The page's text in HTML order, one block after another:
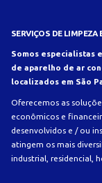
SERVIÇOS DE LIMPEZA
Somos especialistas
de aparelho de ar
localizados em São
Oferecemos as
econômicos e
desenvolvidos e / ou
atingem os mais
industrial, residencial,